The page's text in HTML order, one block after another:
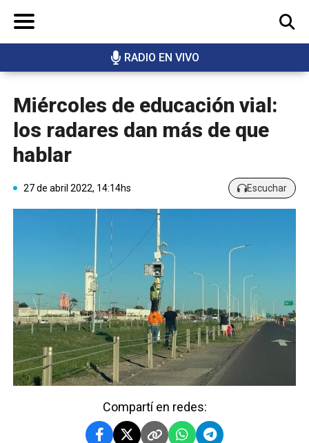
RADIO EN VIVO
BUSCAR
Miércoles de educación vial:
los radares dan más de que
hablar
27 de abril 2022, 14:14hs Escuchar
Compartí en redes: